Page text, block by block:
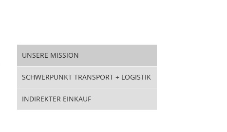
UNSERE MISSION
SCHWERPUNKT TRANSPORT + LOGISTIK
INDIREKTER EINKAUF